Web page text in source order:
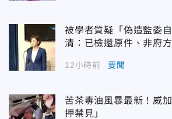
被學者質疑「偽造監委
清：已檢還原件、非府
12小時前 要聞
苦茶毒油風暴最新！威
押禁見」